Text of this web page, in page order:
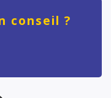
conseil ?